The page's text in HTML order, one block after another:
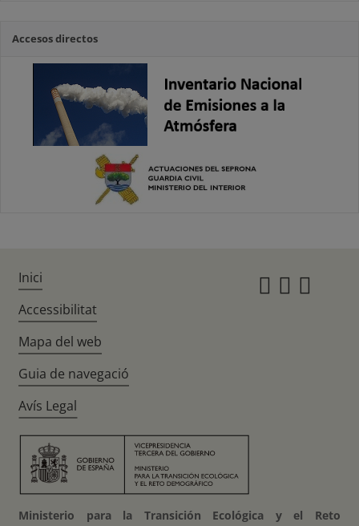
Accesos directos
Inici
Accessibilitat
Mapa del web
Guia de navegació
Avís Legal
Ministerio para la Transición Ecológica y el Reto